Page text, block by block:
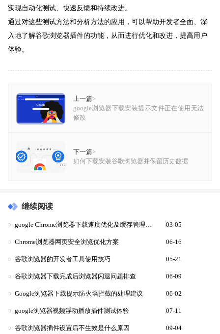
实现自动化测试、快速反馈和持续改进。
通过对这些测试方法和分析方法的应用，可以帮助开发者全面、深
入地了解谷歌浏览器插件的功能，从而进行优化和改进，提高用户
体验。
上一篇>
google浏览器下载安装提示文件正在使用无法
修改
下一篇>
如何下载安装谷歌浏览器并保留历史数据
继续阅读
03-05
Chrome浏览器网页安全浏览优化方案 06-16
谷歌浏览器的开发者工具使用技巧 05-21
谷歌浏览器下载完成后浏览器闪退问题排查 06-09
Google浏览器下载提示防火墙拦截的处理建议 06-02
google浏览器视频浮动播放插件测试体验 07-11
谷歌浏览器插件设置后不生效是什么原因 09-04